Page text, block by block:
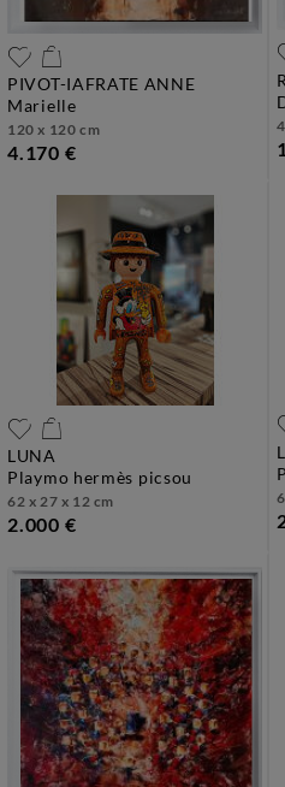
PIVOT-IAFRATE ANNE
marielle
120 x 120 cm
4.170 €
LUNA
playmo hermès picsou
62 x 27 x 12 cm
2.000 €